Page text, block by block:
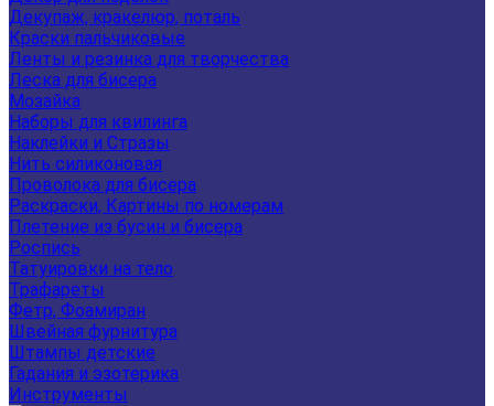
Декупаж, кракелюр, поталь
Краски пальчиковые
Ленты и резинка для творчества
Леска для бисера
Мозайка
Наборы для квилинга
Наклейки и Стразы
Нить силиконовая
Проволока для бисера
Раскраски, Картины по номерам
Плетение из бусин и бисера
Роспись
Татуировки на тело
Трафареты
Фетр, Фоамиран
Швейная фурнитура
Штампы детские
Гадания и эзотерика
Инструменты